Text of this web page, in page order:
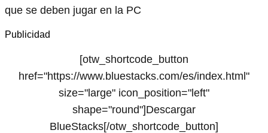
que se deben jugar en la PC
Publicidad
[otw_shortcode_button
href="https://www.bluestacks.com/es/index.html"
size="large" icon_position="left"
shape="round"]Descargar
BlueStacks[/otw_shortcode_button]